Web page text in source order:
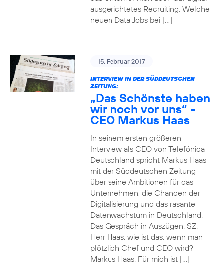
ausgerichtetes Recruiting. Welche
neuen Data Jobs bei […]
15. Februar 2017
INTERVIEW IN DER SÜDDEUTSCHEN
ZEITUNG:
„Das Schönste haben
wir noch vor uns“ -
CEO Markus Haas
In seinem ersten größeren
Interview als CEO von Telefónica
Deutschland spricht Markus Haas
mit der Süddeutschen Zeitung
über seine Ambitionen für das
Unternehmen, die Chancen der
Digitalisierung und das rasante
Datenwachstum in Deutschland.
Das Gespräch in Auszügen. SZ:
Herr Haas, wie ist das, wenn man
plötzlich Chef und CEO wird?
Markus Haas: Für mich ist […]